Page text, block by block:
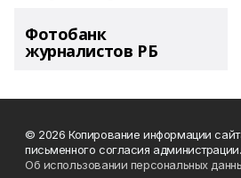
Фотобанк
журналистов РБ
© 2026 Копирование информации
письменного согласия администрации.
Об использовании персональных